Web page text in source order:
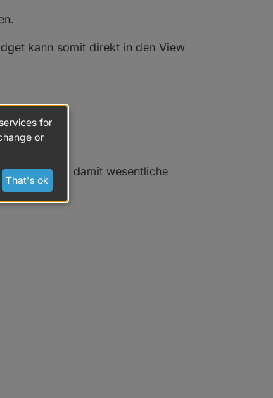
kann somit direkt in den View
und damit wesentliche
for
or
That's ok